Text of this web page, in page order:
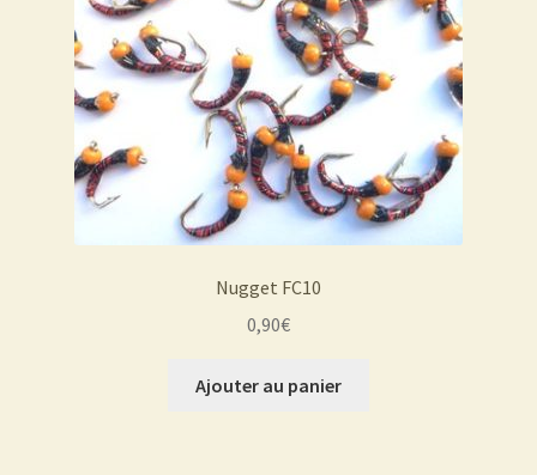
Nugget FC10
0,90€
Ajouter au panier